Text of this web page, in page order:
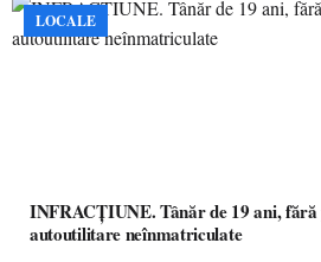
LOCALE
INFRACȚIUNE. Tânăr de 19 ani, fără
autoutilitare neînmatriculate